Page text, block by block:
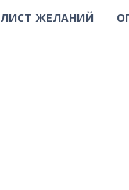
ЛИСТ ЖЕЛАНИЙ